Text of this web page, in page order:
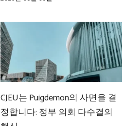
CJEU는 Puigdemon의 사면을 결
정합니다: 정부 의회 다수결의